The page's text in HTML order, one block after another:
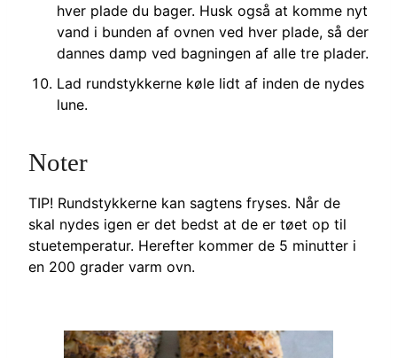
hver plade du bager. Husk også at komme nyt
vand i bunden af ovnen ved hver plade, så der
dannes damp ved bagningen af alle tre plader.
Lad rundstykkerne køle lidt af inden de nydes
lune.
Noter
TIP! Rundstykkerne kan sagtens fryses. Når de
skal nydes igen er det bedst at de er tøet op til
stuetemperatur. Herefter kommer de 5 minutter i
en 200 grader varm ovn.